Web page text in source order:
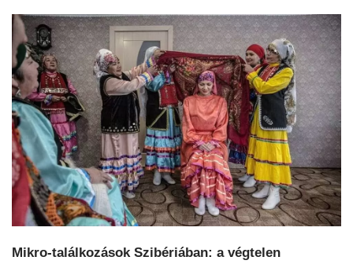
Mikro-találkozások Szibériában: a végtelen